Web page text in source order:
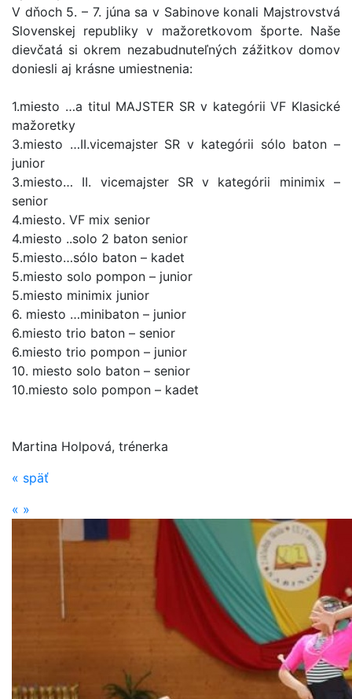
V dňoch 5. – 7. júna sa v Sabinove konali Majstrovstvá
Slovenskej republiky v mažoretkovom športe. Naše
dievčatá si okrem nezabudnuteľných zážitkov domov
doniesli aj krásne umiestnenia:
1.miesto …a titul MAJSTER SR v kategórii VF Klasické
mažoretky
3.miesto …II.vicemajster SR v kategórii sólo baton –
junior
3.miesto… II. vicemajster SR v kategórii minimix –
senior
4.miesto. VF mix senior
4.miesto ..solo 2 baton senior
5.miesto…sólo baton – kadet
5.miesto solo pompon – junior
5.miesto minimix junior
6. miesto …minibaton – junior
6.miesto trio baton – senior
6.miesto trio pompon – junior
10. miesto solo baton – senior
10.miesto solo pompon – kadet
Martina Holpová, trénerka
« späť
« »